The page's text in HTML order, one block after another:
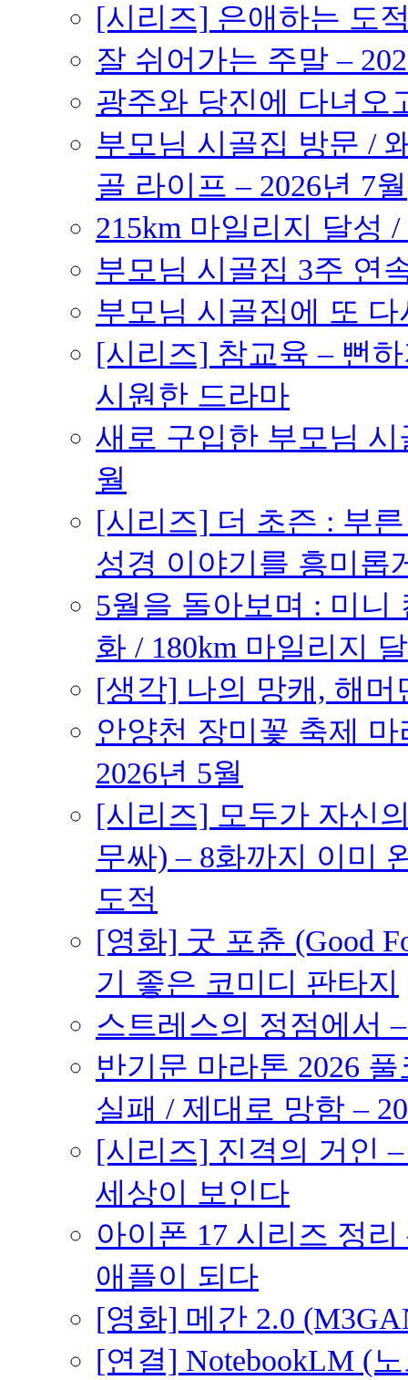
[시리즈] 은애하는 도
잘 쉬어가는 주말 –
광주와 당진에 다녀오
부모님 시골집 방문 /
골 라이프 – 2026년 7월
215km 마일리지 달성
부모님 시골집 3주 연
부모님 시골집에 또
[시리즈] 참교육 – 뻔
시원한 드라마
새로 구입한 부모님 시
월
[시리즈] 더 초즌 : 부른
성경 이야기를 흥미롭
5월을 돌아보며 : 미니
화 / 180km 마일리지
[생각] 나의 망캐, 해머
안양천 장미꽃 축제
2026년 5월
[시리즈] 모두가 자신
무싸) – 8화까지 이미
도적
[영화] 굿 포츈 (Good
기 좋은 코미디 판타지
스트레스의 정점에서
반기문 마라톤 2026
실패 / 제대로 망함 –
[시리즈] 진격의 거인
세상이 보인다
아이폰 17 시리즈 정
애플이 되다
[영화] 메간 2.0
[연결] NotebookLM (